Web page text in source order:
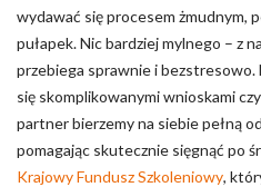
wydawać się procesem żmudnym,
pułapek. Nic bardziej mylnego – z
przebiega sprawnie i bezstresowo.
się skomplikowanymi wnioskami
partner bierzemy na siebie pełną
pomagając skutecznie sięgnąć po
Krajowy Fundusz Szkoleniowy,